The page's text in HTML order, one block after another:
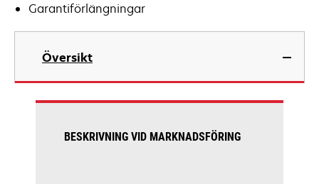
Garantiförlängningar
Översikt
BESKRIVNING VID MARKNADSFÖRING